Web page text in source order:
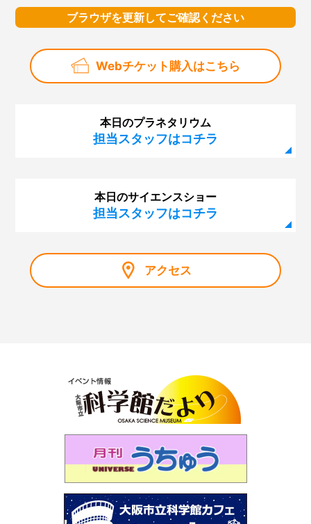
ブラウザを更新してご確認ください
Webチケット購入はこちら
本日のプラネタリウム
担当スタッフはコチラ
本日のサイエンスショー
担当スタッフはコチラ
アクセス